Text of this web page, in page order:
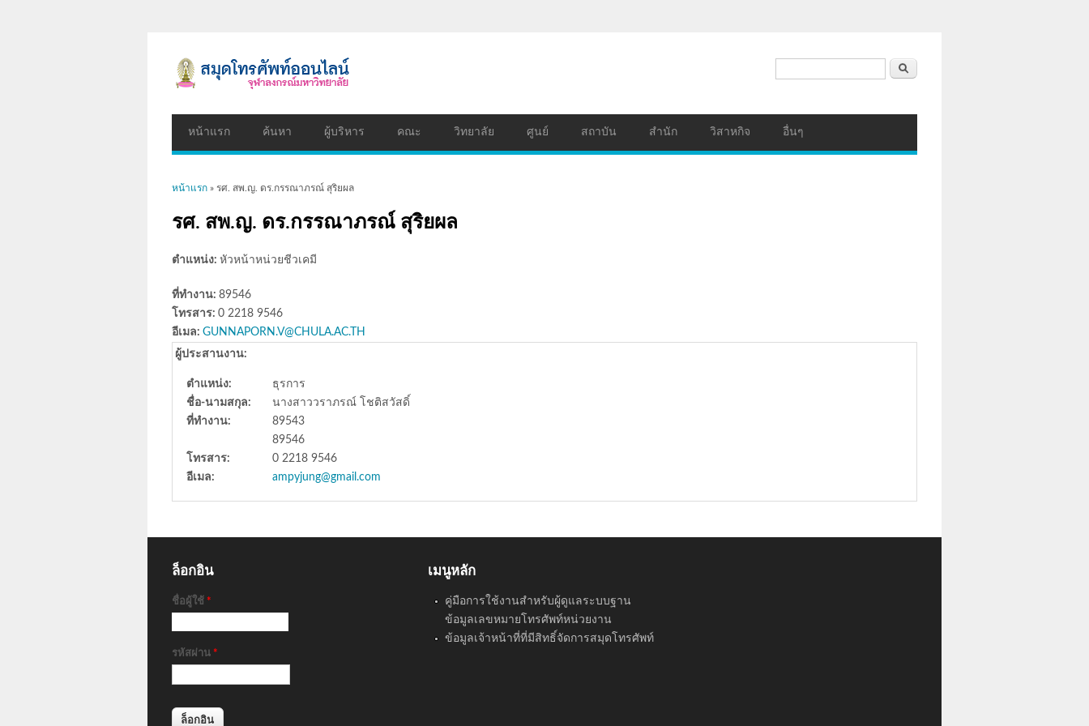
ค้นหา
หน้าแรก ค้นหา ผู้บริหาร คณะ วิทยาลัย ศูนย์ สถาบัน สำนัก วิสาหกิจ อื่นๆ
คุณอยู่ที่นี่
หน้าแรก » รศ. สพ.ญ. ดร.กรรณาภรณ์ สุริยผล
รศ. สพ.ญ. ดร.กรรณาภรณ์ สุริยผล
ตำแหน่ง: หัวหน้าหน่วยชีวเคมี
ที่ทำงาน: 89546
โทรสาร: 0 2218 9546
อีเมล: GUNNAPORN.V@CHULA.AC.TH
ผู้ประสานงาน:
ตำแหน่ง:
ธุรการ
ชื่อ-นามสกุล:
นางสาววราภรณ์ โชติสวัสดิ์
ที่ทำงาน:
89543
89546
โทรสาร:
0 2218 9546
อีเมล:
ampyjung@gmail.com
ล็อกอิน
ชื่อผู้ใช้ *
รหัสผ่าน *
เมนูหลัก
คู่มือการใช้งานสำหรับผู้ดูแลระบบฐาน
ข้อมูลเลขหมายโทรศัพท์หน่วยงาน
ข้อมูลเจ้าหน้าที่ที่มีสิทธิ์จัดการสมุดโทรศัพท์